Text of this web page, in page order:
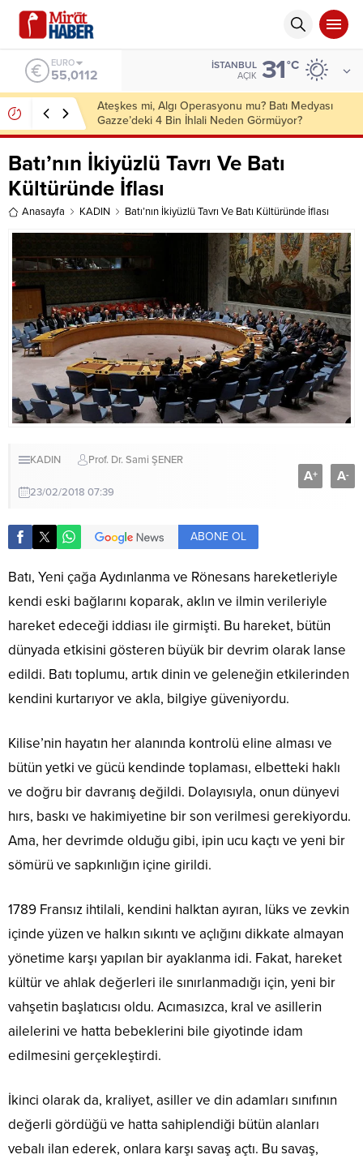
ALTIN
6.519,97
İSTANBUL
AÇIK 31°C
İletişim Başkanlığından “Milli Dayanışma”
Kampanyası: Terörün 40 Yıllık Maliyeti 2,3 Trilyon
Dolar
Batı’nın İkiyüzlü Tavrı Ve Batı
Kültüründe İflası
Anasayfa KADIN Batı’nın İkiyüzlü Tavrı Ve Batı Kültüründe İflası
KADIN Prof. Dr. Sami ŞENER
23/02/2018 07:39
A+ A-
ABONE OL
Batı, Yeni çağa Aydınlanma ve Rönesans hareketleriyle
kendi eski bağlarını koparak, aklın ve ilmin verileriyle
hareket edeceği iddiası ile girmişti. Bu hareket, bütün
dünyada etkisini gösteren büyük bir devrim olarak lanse
edildi. Batı toplumu, artık dinin ve geleneğin etkilerinden
kendini kurtarıyor ve akla, bilgiye güveniyordu.
Kilise’nin hayatın her alanında kontrolü eline alması ve
bütün yetki ve gücü kendinde toplaması, elbetteki haklı
ve doğru bir davranış değildi. Dolayısıyla, onun dünyevi
hırs, baskı ve hakimiyetine bir son verilmesi gerekiyordu.
Ama, her devrimde olduğu gibi, ipin ucu kaçtı ve yeni bir
sömürü ve sapkınlığın içine girildi.
1789 Fransız ihtilali, kendini halktan ayıran, lüks ve zevkin
içinde yüzen ve halkın sıkıntı ve açlığını dikkate almayan
yönetime karşı yapılan bir ayaklanma idi. Fakat, hareket
kültür ve ahlak değerleri ile sınırlanmadığı için, yeni bir
vahşetin başlatıcısı oldu. Acımasızca, kral ve asillerin
ailelerini ve hatta bebeklerini bile giyotinde idam
edilmesini gerçekleştirdi.
İkinci olarak da, kraliyet, asiller ve din adamları sınıfının
değerli gördüğü ve hatta sahiplendiği bütün alanları
vebalı ilan ederek, onlara karşı savaş açtı. Bu savaş,